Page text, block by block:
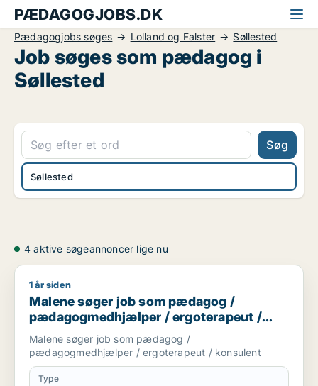
PÆDAGOGJOBS.DK
Pædagogjobs søges Lolland og Falster Søllested
Job søges som pædagog i
Søllested
Søg
Søllested
4 aktive søgeannoncer lige nu
Malene søger job som pædagog / pædagogmedhjælper /
1 år siden
Malene søger job som pædagog /
pædagogmedhjælper / ergoterapeut /
konsulent
Malene søger job som pædagog /
pædagogmedhjælper / ergoterapeut / konsulent
Type